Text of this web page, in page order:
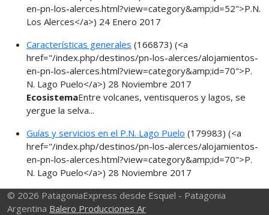
en-pn-los-alerces.html?view=category&amp;id=52">P.N.
Los Alerces</a>) 24 Enero 2017
Características generales (166873) (<a
href="/index.php/destinos/pn-los-alerces/alojamientos-
en-pn-los-alerces.html?view=category&amp;id=70">P.
N. Lago Puelo</a>) 28 Noviembre 2017
EcosistemaEntre volcanes, ventisqueros y lagos, se
yergue la selva...
Guías y servicios en el P.N. Lago Puelo (179983) (<a
href="/index.php/destinos/pn-los-alerces/alojamientos-
en-pn-los-alerces.html?view=category&amp;id=70">P.
N. Lago Puelo</a>) 28 Noviembre 2017
© 2026 PatagoniaExpress desde Esquel - Patagonia
Argentina Balero Producciones Ar